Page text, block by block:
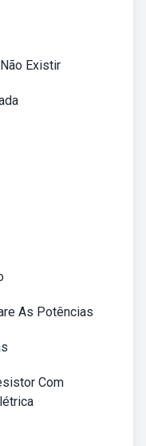
Existir
As Potências
Com